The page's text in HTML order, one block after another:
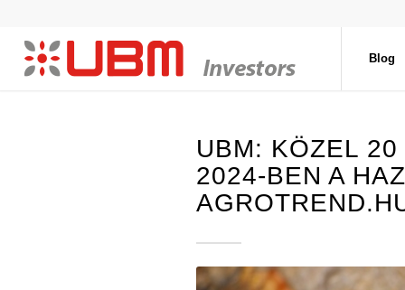
Blog
UBM: KÖZEL
2024-BEN A